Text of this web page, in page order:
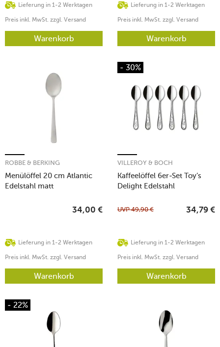
Lieferung in 1-2 Werktagen
Preis inkl. MwSt. zzgl. Versand
Warenkorb
Lieferung in 1-2 Werktagen
Preis inkl. MwSt. zzgl. Versand
Warenkorb
Menülöffel 20 cm Atlantic
Edelstahl matt
ROBBE & BERKING
Lieferung in 1-2 Werktagen
34,00 €
Preis inkl. MwSt. zzgl. Versand
Warenkorb
- 30%
Kaffeelöffel 6er-Set Toy’s
Delight Edelstahl
VILLEROY & BOCH
Lieferung in 1-2 Werktagen
UVP49,90 € 34,79 €
Preis inkl. MwSt. zzgl. Versand
Warenkorb
- 22%